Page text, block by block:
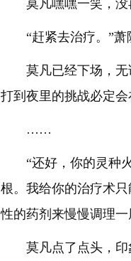
莫凡嘿嘿一笑，没
“赶紧去治疗。”
莫凡已经下场，
打到夜里的挑战必定会
……
“还好，你的灵种
根。我给你的治疗术
性的药剂来慢慢调理一
莫凡点了点头，